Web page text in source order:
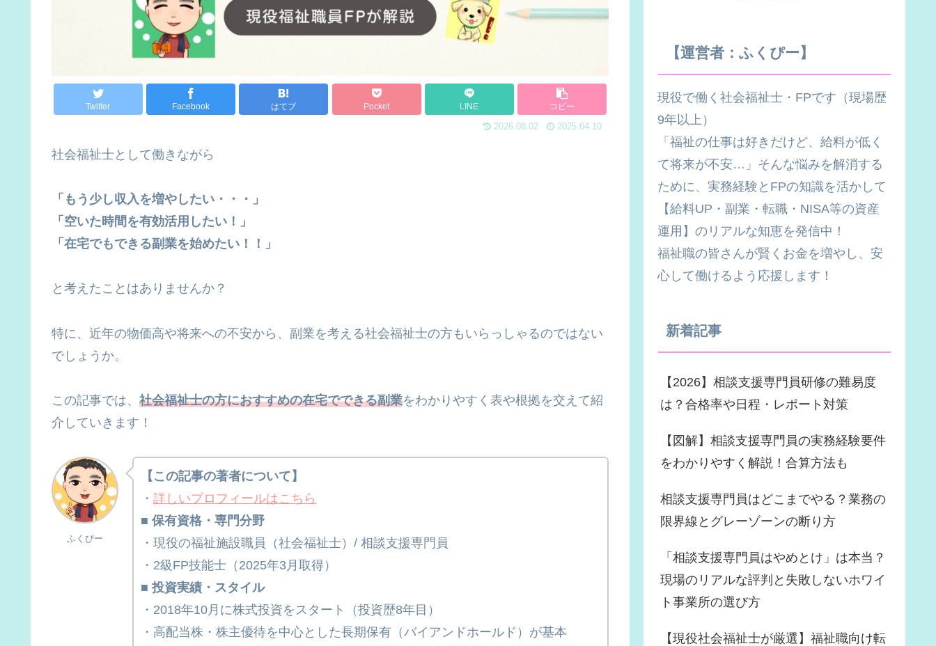
Twitter Facebook はてブ Pocket LINE コピー
2026.08.02 2025.04.10
社会福祉士として働きながら
「もう少し収入を増やしたい・・・」
「空いた時間を有効活用したい！」
「在宅でもできる副業を始めたい！！」
と考えたことはありませんか？
特に、近年の物価高や将来への不安から、副業を考える社会福祉士の方もいらっしゃるのではない
でしょうか。
この記事では、 社会福祉士の方におすすめの在宅でできる副業をわかりやすく表や根拠を交えて紹
介していきます！
ふくぴー
【この記事の著者について】
・ 詳しいプロフィールはこちら
■ 保有資格・専門分野
・現役の福祉施設職員（社会福祉士）/ 相談支援専門員
・2級FP技能士（2025年3月取得）
■ 投資実績・スタイル
・2018年10月に株式投資をスタート（投資歴8年目）
・高配当株・株主優待を中心とした長期保有（バイアンドホールド）が基本
【運営者：ふくぴー】
現役で働く社会福祉士・FPです（現場歴
9年以上）
「福祉の仕事は好きだけど、給料が低く
て将来が不安…」そんな悩みを解消する
ために、実務経験とFPの知識を活かして
【給料UP・副業・転職・NISA等の資産
運用】のリアルな知恵を発信中！
福祉職の皆さんが賢くお金を増やし、安
心して働けるよう応援します！
新着記事
【2026】相談支援専門員研修の難易度
は？合格率や日程・レポート対策
【図解】相談支援専門員の実務経験要件
をわかりやすく解説！合算方法も
相談支援専門員はどこまでやる？業務の
限界線とグレーゾーンの断り方
「相談支援専門員はやめとけ」は本当？
現場のリアルな評判と失敗しないホワイ
ト事業所の選び方
【現役社会福祉士が厳選】福祉職向け転